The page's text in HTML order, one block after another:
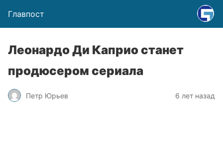
Главпост
Леонардо Ди Каприо станет
продюсером сериала
Петр Юрьев 6 лет назад